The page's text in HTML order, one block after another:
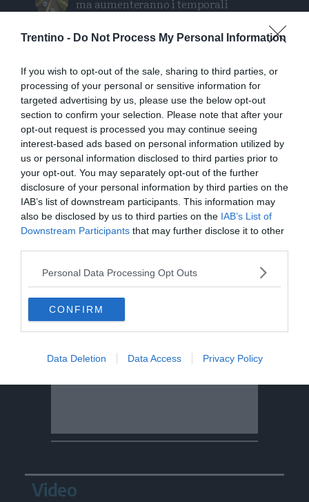
Trentino - Do Not Process My Personal Information
If you wish to opt-out of the sale, sharing to third parties, or
processing of your personal or sensitive information for
targeted advertising by us, please use the below opt-out
section to confirm your selection. Please note that after your
opt-out request is processed you may continue seeing
interest-based ads based on personal information utilized by
us or personal information disclosed to third parties prior to
your opt-out. You may separately opt-out of the further
disclosure of your personal information by third parties on the
IAB’s list of downstream participants. This information may
also be disclosed by us to third parties on the IAB’s List of
Downstream Participants that may further disclose it to other
Personal Data Processing Opt Outs
CONFIRM
Data Deletion Data Access Privacy Policy
ma aumenteranno i temporali
Tragedia in piscina: perde la vita un
Tragedia sul Latemar: quattordicenne
precipita e muore
Morto Mattia Maestri: aveva 13 anni, in
coma dal 2017 dopo un formaggio
contaminato
Video